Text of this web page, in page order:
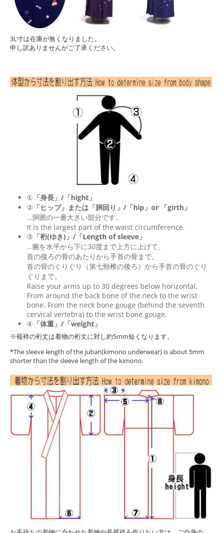
3L寸は在庫が無くなりました。
申し訳ありませんがご了承ください。
① 「身長」/「hight」
② 「ヒップ」または「胴回り」/「hip 」or 「girth 」
…胴囲の一番大きい部分です。
It is the largest part of the waist circumference.
③ 「裄(ゆき)」/「Length of sleeve」
…腕を水平から下に30度まで上方に上げて、
首の後ろの骨のあたりから手首の骨まで。
首の骨のぐりぐり（第七頸椎の後ろ）から手首の骨のぐり
ぐりまで。
Raise your arms up to 30 degrees below horizontal,
From around the back bone of the neck to the wrist
bone. From the neck bone gouge (behind the seventh
cervical vertebra) to the wrist bone gouge.
④ 「体重」/「weight」
※襦袢の裄丈は着物の裄丈に対し約5mm短くなります。
*The sleeve length of the juban(kimono underwear) is about 5mm
shorter than the sleeve length of the kimono.